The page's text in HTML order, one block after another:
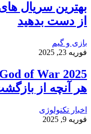
از دست بدهید
بازی و گیم
فوریه 23, 2025
هر آنچه از
اخبار تکنولوژی
فوریه 9, 2025